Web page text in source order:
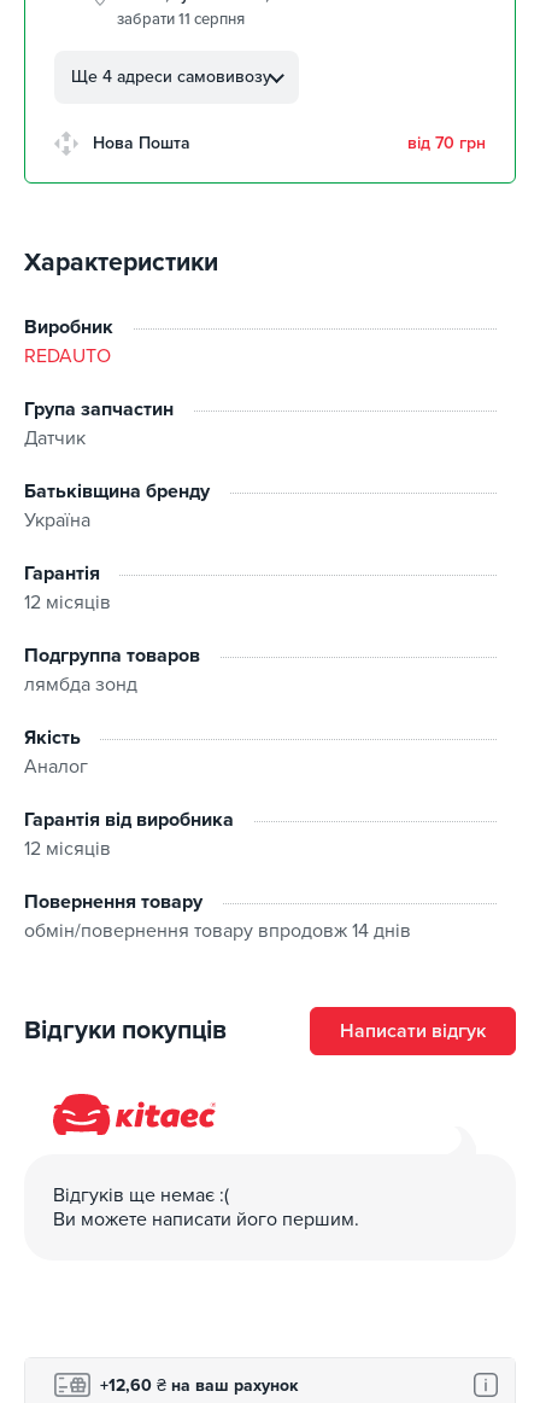
забрати 11 серпня
Автолюбителів, 8а
Клинцівський авторинок
м. Київ, вул. Остафія
Ще 4 адреси самовивозу
Нова Пошта від 70 грн
Характеристики
Виробник
REDAUTO
Група запчастин
Датчик
Батьківщина бренду
Україна
Гарантія
12 місяців
Подгруппа товаров
лямбда зонд
Якість
Аналог
Гарантія від виробника
12 місяців
Повернення товару
обмін/повернення товару впродовж 14 днів
Відгуки покупців Написати відгук
Відгуків ще немає :(
Ви можете написати його першим.
+12,60 ₴ на ваш рахунок